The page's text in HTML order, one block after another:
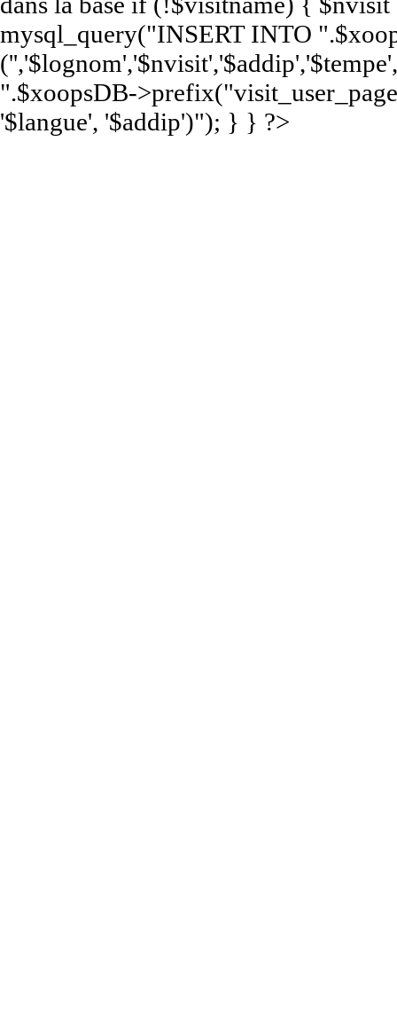
mysql_query("INSERT INTO
".$xoopsDB-
'$langue', '$addip')"); } } ?>